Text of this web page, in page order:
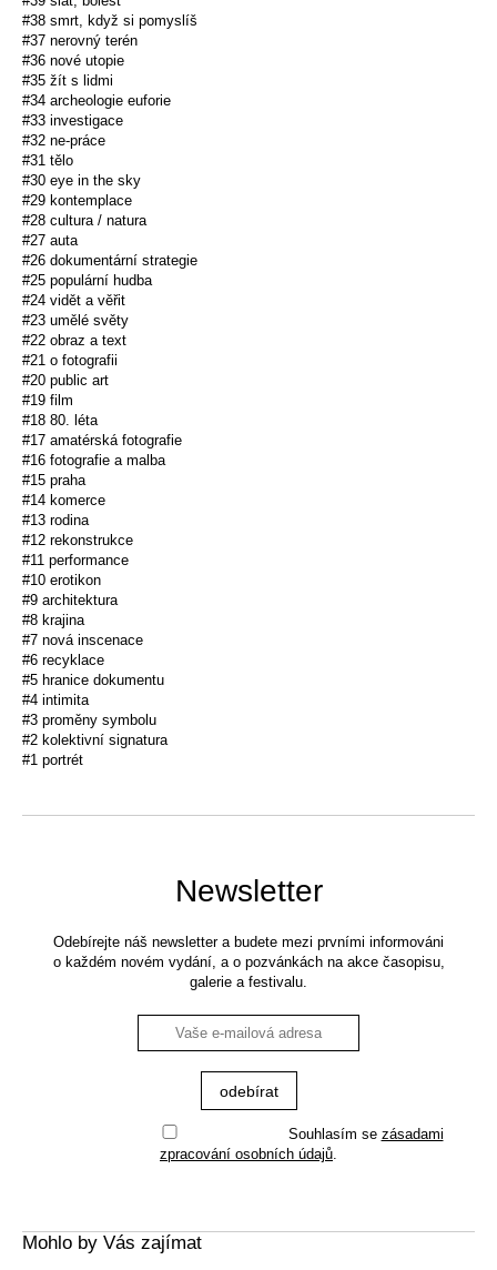
#38 smrt, když si pomyslíš
#37 nerovný terén
#36 nové utopie
#35 žít s lidmi
#34 archeologie euforie
#33 investigace
#32 ne-práce
#31 tělo
#30 eye in the sky
#29 kontemplace
#28 cultura / natura
#27 auta
#26 dokumentární strategie
#25 populární hudba
#24 vidět a věřit
#23 umělé světy
#22 obraz a text
#21 o fotografii
#20 public art
#19 film
#18 80. léta
#17 amatérská fotografie
#16 fotografie a malba
#15 praha
#14 komerce
#13 rodina
#12 rekonstrukce
#11 performance
#10 erotikon
#9 architektura
#8 krajina
#7 nová inscenace
#6 recyklace
#5 hranice dokumentu
#4 intimita
#3 proměny symbolu
#2 kolektivní signatura
#1 portrét
Newsletter
Odebírejte náš newsletter a budete mezi prvními informováni
o každém novém vydání, a o pozvánkách na akce časopisu,
galerie a festivalu.
Souhlasím se zásadami
zpracování osobních údajů.
Mohlo by Vás zajímat